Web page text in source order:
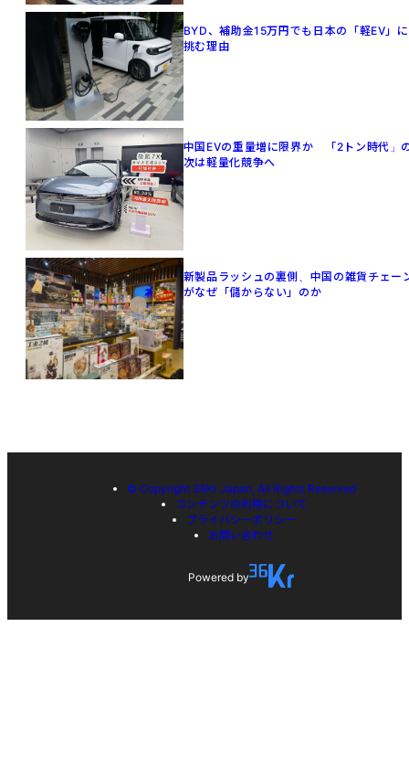
BYD、補助金15万円でも日本の「軽EV」に
挑む理由
中国EVの重量増に限界か 「2トン時代」
次は軽量化競争へ
新製品ラッシュの裏側、中国の雑貨チェー
がなぜ「儲からない」のか
© Copyright 36Kr Japan, All Rights Reserved
コンテンツの利用について
プライバシーポリシー
お問い合わせ
Powered by